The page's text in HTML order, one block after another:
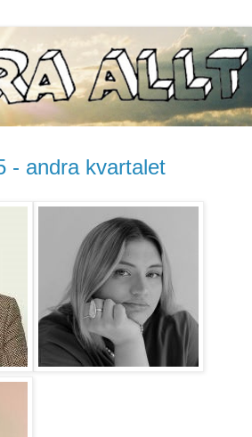
- andra kvartalet